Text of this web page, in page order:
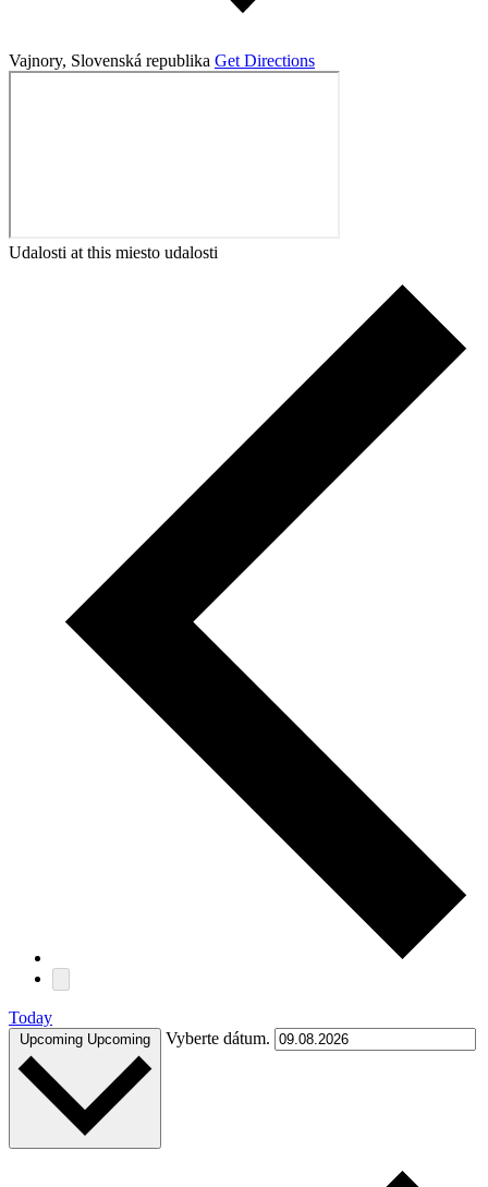
Vajnory, Slovenská republika Get Directions
Udalosti at this miesto udalosti
Today
Upcoming Upcoming Vyberte dátum.